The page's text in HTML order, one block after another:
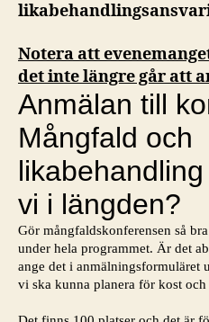
Notera att
det inte längre går att